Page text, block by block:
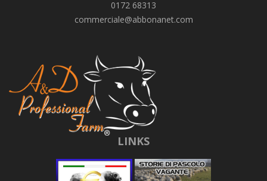
0172 68313
commerciale@abbonanet.com
LINKS